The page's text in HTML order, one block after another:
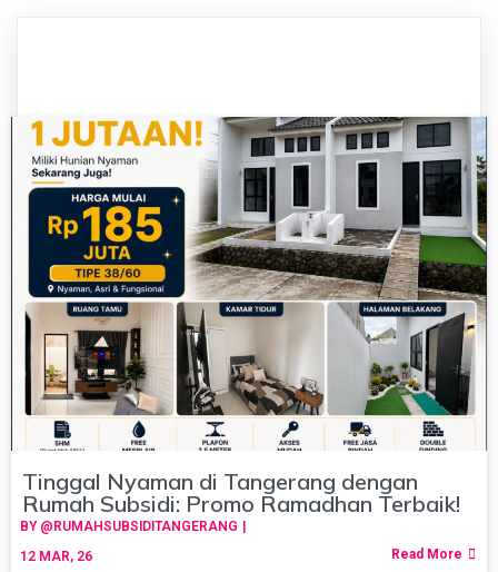
Tinggal Nyaman di Tangerang dengan
Rumah Subsidi: Promo Ramadhan Terbaik!
BY @RUMAHSUBSIDITANGERANG |
12 MAR, 26 Read More